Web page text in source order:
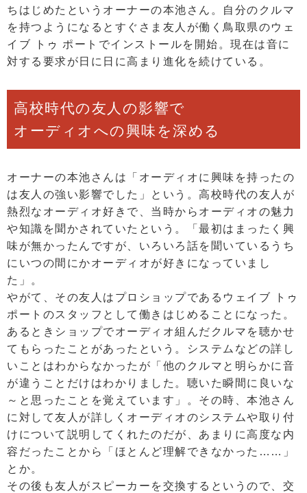
ちはじめたというオーナーの本池さん。自分のクルマ
を持つようになるとすぐさま友人が働く鳥取県のウェ
イブ トゥ ポートでインストールを開始。現在は音に
対する要求が日に日に高まり進化を続けている。
高校時代の友人の影響で
オーディオへの興味を深める
オーナーの本池さんは「オーディオに興味を持ったの
は友人の強い影響でした」という。高校時代の友人が
熱烈なオーディオ好きで、当時からオーディオの魅力
や知識を聞かされていたという。「最初はまったく興
味が無かったんですが、いろいろ話を聞いているうち
にいつの間にかオーディオが好きになっていまし
た」。
やがて、その友人はプロショップであるウェイブ トゥ
ポートのスタッフとして働きはじめることになった。
あるときショップでオーディオ組んだクルマを聴かせ
てもらったことがあったという。システムなどの詳し
いことはわからなかったが「他のクルマと明らかに音
が違うことだけはわかりました。聴いた瞬間に良いな
～と思ったことを覚えています」。その時、本池さん
に対して友人が詳しくオーディオのシステムや取り付
けについて説明してくれたのだが、あまりに高度な内
容だったことから「ほとんど理解できなかった……」
とか。
その後も友人がスピーカーを交換するというので、交